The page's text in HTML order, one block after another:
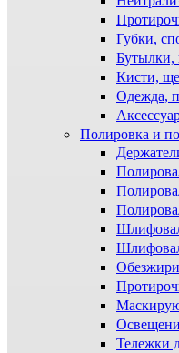
Губки,
Бутылки,
Кисти,
Одежда,
Полировка и
Тележки